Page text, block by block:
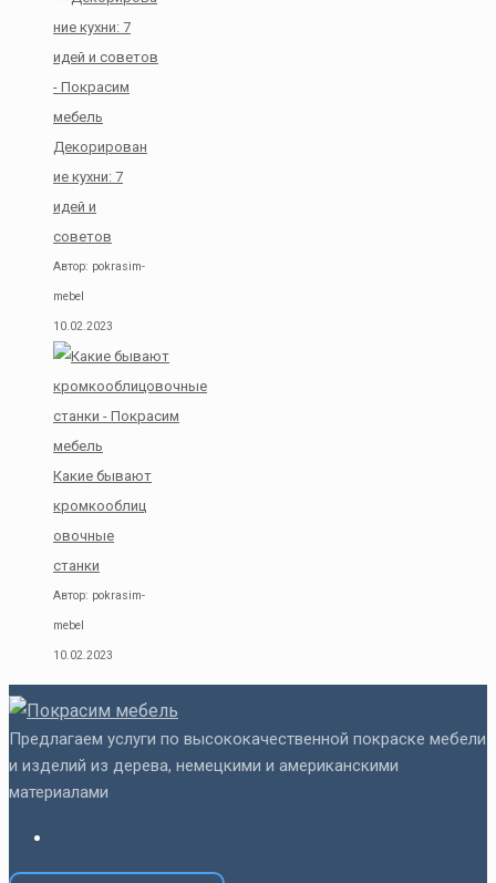
Декорирован
ие кухни: 7
идей и
советов
Автор: pokrasim-
mebel
10.02.2023
Какие бывают
кромкооблиц
овочные
станки
Автор: pokrasim-
mebel
10.02.2023
Предлагаем услуги по высококачественной покраске мебели
и изделий из дерева, немецкими и американскими
материалами